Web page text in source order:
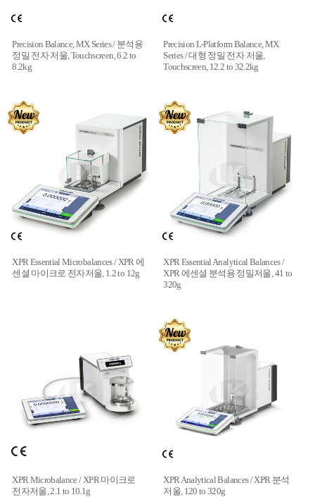
Precision Balance, MX Series / 분석용
정밀 전자 저울, Touchscreen, 6.2 to
8.2kg
Precision L-Platform Balance, MX
Series / 대형 정밀 전자 저울,
Touchscreen, 12.2 to 32.2kg
XPR Essential Microbalances / XPR 에
센셜 마이크로 전자저울, 1.2 to 12g
XPR Essential Analytical Balances /
XPR 에센셜 분석용 정밀저울, 41 to
320g
XPR Microbalance / XPR 마이크로
전자저울, 2.1 to 10.1g
XPR Analytical Balances / XPR 분석
저울, 120 to 320g